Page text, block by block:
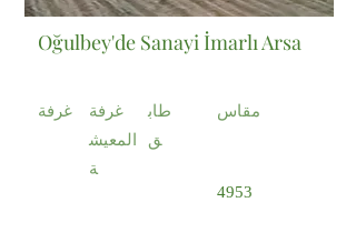
Oğulbey'de Sanayi İmarlı Arsa
غرفة
غرفة
المعيش
ة
طاب
ق
مقاس
4953